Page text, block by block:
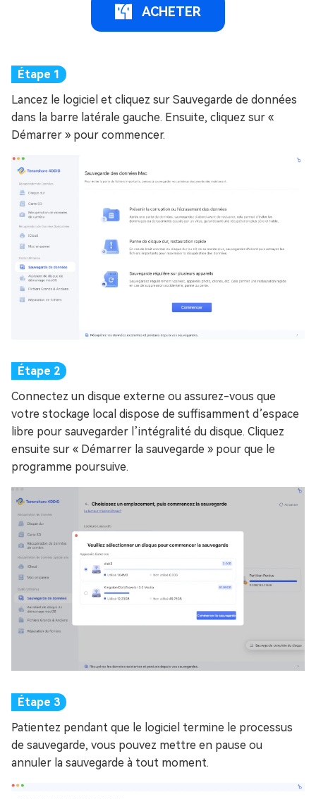
ACHETER
Lancez le logiciel et cliquez sur Sauvegarde de données
dans la barre latérale gauche. Ensuite, cliquez sur «
Démarrer » pour commencer.
Connectez un disque externe ou assurez-vous que
votre stockage local dispose de suffisamment d’espace
libre pour sauvegarder l’intégralité du disque. Cliquez
ensuite sur « Démarrer la sauvegarde » pour que le
programme poursuive.
Patientez pendant que le logiciel termine le processus
de sauvegarde, vous pouvez mettre en pause ou
annuler la sauvegarde à tout moment.